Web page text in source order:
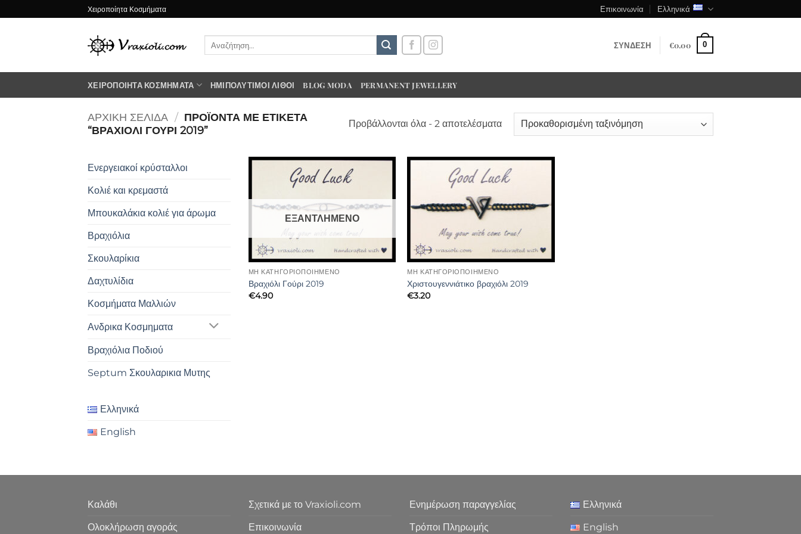
στο
Χειροποίητα Κοσμήματα Επικοινωνία Ελληνικά
ΣΎΝΔΕΣΗ €0.00 0
ΧΕΙΡΟΠΟΊΗΤΑ ΚΟΣΜΉΜΑΤΑ ΗΜΙΠΟΛΎΤΙΜΟΙ ΛΊΘΟΙ BLOG MODA PERMANENT JEWELLERY
ΑΡΧΙΚΉ ΣΕΛΊΔΑ / ΠΡΟΪΌΝΤΑ ΜΕ ΕΤΙΚΈΤΑ
“ΒΡΑΧΙΟΛΙ ΓΟΥΡΙ 2019”
Προβάλλονται όλα - 2 αποτελέσματα
Ενεργειακοί κρύσταλλοι
Κολιέ και κρεμαστά
Μπουκαλάκια κολιέ για άρωμα
Βραχιόλια
Σκουλαρίκια
Δαχτυλίδια
Κοσμήματα Μαλλιών
Ανδρικα Κοσμηματα
Βραχιόλια Ποδιού
Septum Σκουλαρικια Μυτης
Ελληνικά
English
ΕΞΑΝΤΛΗΜΈΝΟ
ΜΗ ΚΑΤΗΓΟΡΙΟΠΟΙΗΜΈΝΟ
Βραχιόλι Γούρι 2019
€4.90
ΜΗ ΚΑΤΗΓΟΡΙΟΠΟΙΗΜΈΝΟ
Χριστουγεννιάτικο βραχιόλι 2019
€3.20
Καλάθι
Ολοκλήρωση αγοράς
Σχετικά με το Vraxioli.com
Επικοινωνία
Ενημέρωση παραγγελίας
Τρόποι Πληρωμής
Ελληνικά
English